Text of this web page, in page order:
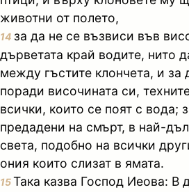
животни от полето,
14 за да не се възвиси във
дърветата край водите, нито
между гъстите клончета, и за
поради височината си,
всички, които се поят с вода;
предадени на смърт, в най-
света, подобно на всички
ония които слизат в ямата.
15Така казва Господ Иеова: В